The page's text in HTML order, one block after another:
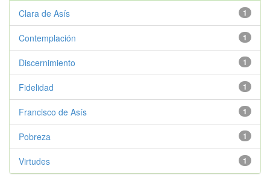
1
Clara de Asís
1
Contemplación
1
Discernimiento
1
Fidelidad
1
Francisco de Asís
1
Pobreza
1
Virtudes